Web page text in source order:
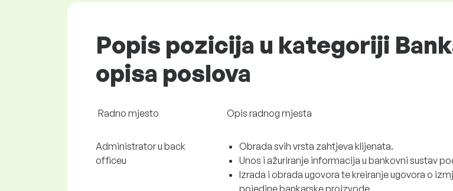
Popis pozicija u kategoriji
opisa poslova
Radno mjesto Opis radnog mjesta
Administrator u back
officeu
Obrada svih vrsta zahtjeva klijenata.
Unos i ažuriranje informacija u bankovni sustav
Izrada i obrada ugovora te kreiranje ugovora o
pojedine bankarske proizvode.